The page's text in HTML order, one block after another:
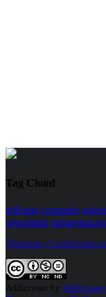
Tag Cloud
telfonia computo
seguridad
Términos y Condiciones
Addictware by Addictware